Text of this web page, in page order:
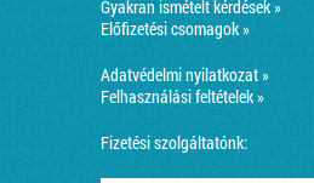
Gyakran ismételt kérdések »
Előfizetési csomagok »
Adatvédelmi nyilatkozat »
Felhasználási feltételek »
Fizetési szolgáltatónk: